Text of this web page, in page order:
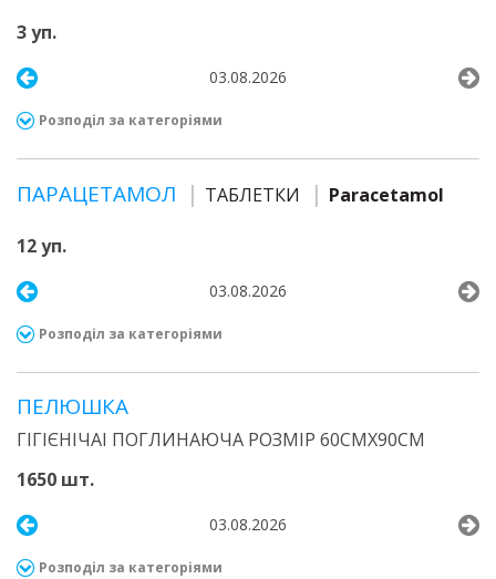
3 уп.
03.08.2026
Розподіл за категоріями
ПАРАЦЕТАМОЛ ТАБЛЕТКИ Paracetamol
12 уп.
03.08.2026
Розподіл за категоріями
ПЕЛЮШКА
ГІГІЄНІЧАІ ПОГЛИНАЮЧА РОЗМІР 60СМХ90СМ
1650 шт.
03.08.2026
Розподіл за категоріями